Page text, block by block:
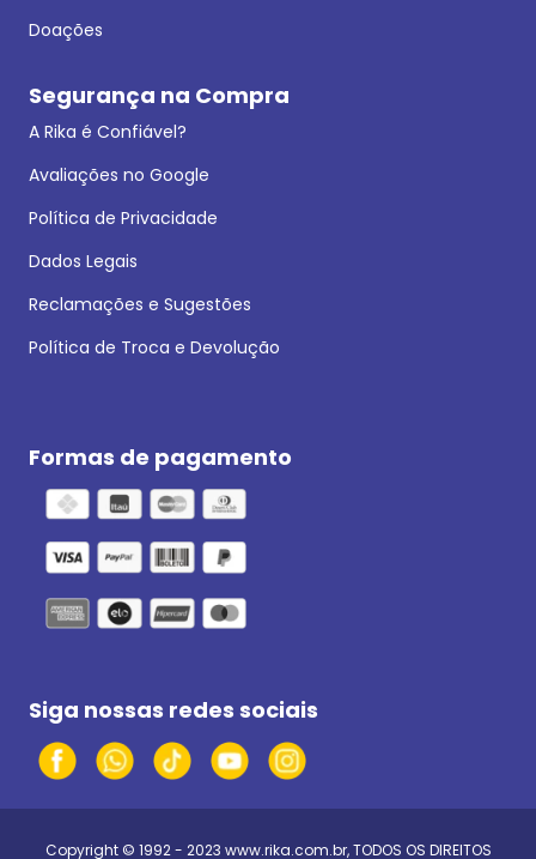
Doações
Segurança na Compra
A Rika é Confiável?
Avaliações no Google
Política de Privacidade
Dados Legais
Reclamações e Sugestões
Política de Troca e Devolução
Formas de pagamento
Siga nossas redes sociais
Copyright © 1992 - 2023 www.rika.com.br, TODOS OS DIREITOS